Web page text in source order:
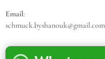
Email:
schmuck.byshanouk@gmail.com